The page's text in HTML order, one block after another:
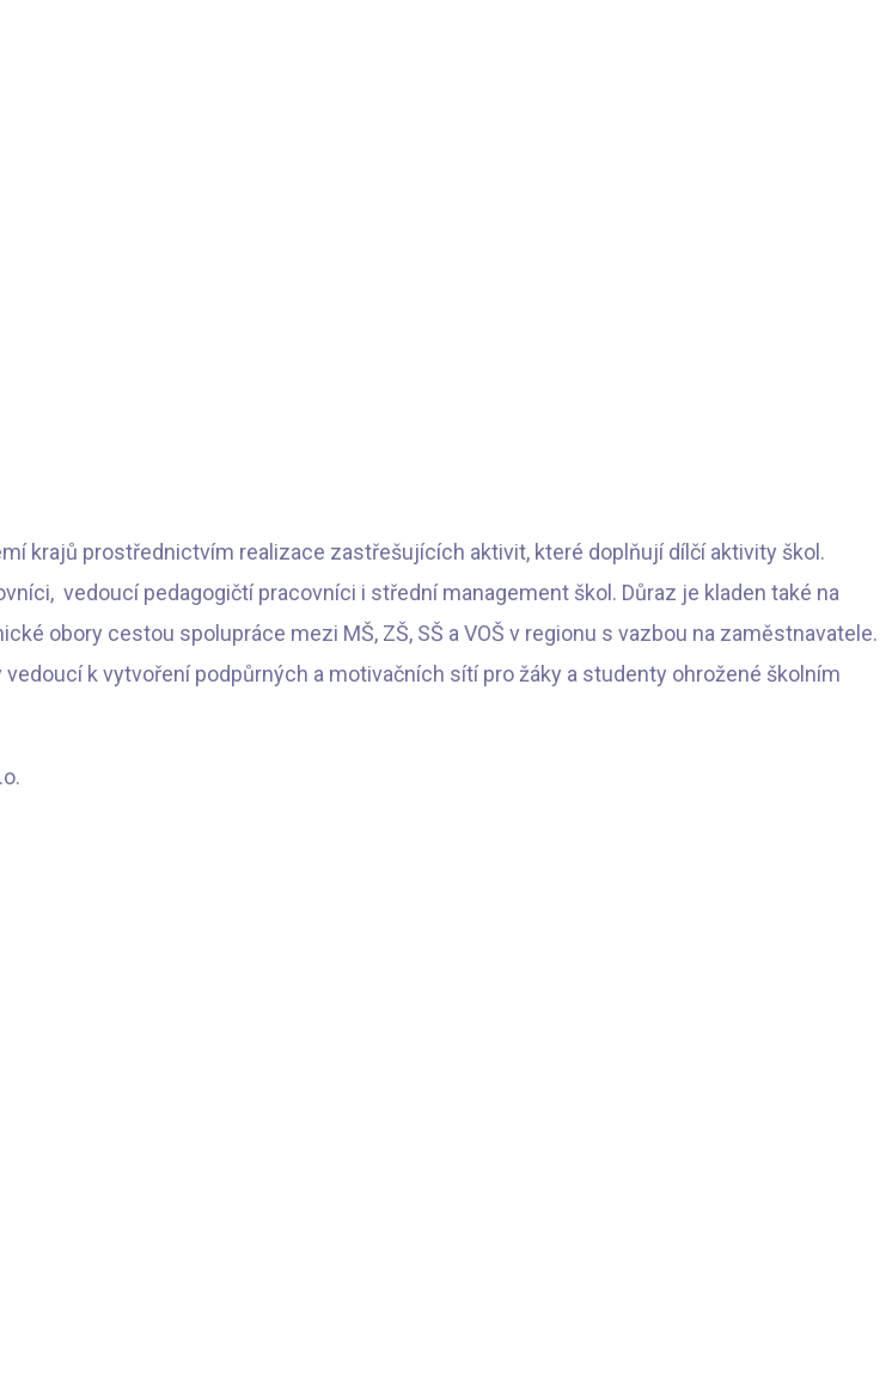
krajů prostřednictvím realizace zastřešujících aktivit, které doplňují dílčí aktivity škol.
vedoucí pedagogičtí pracovníci i střední management škol. Důraz je kladen také na
obory cestou spolupráce mezi MŠ, ZŠ, SŠ a VOŠ v regionu s vazbou na zaměstnavatele.
k vytvoření podpůrných a motivačních sítí pro žáky a studenty ohrožené školním